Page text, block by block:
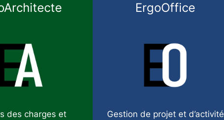
des charges et
ErgoOffice
Gestion de projet et d’activité